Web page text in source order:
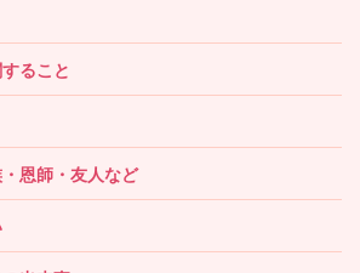
ること
恩師・友人など